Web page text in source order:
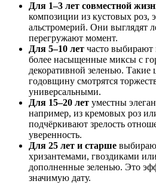
Для 1–3 лет совместной
композиции из кустовых роз,
альстромерий. Они выглядят
перегружают момент.
Для 5–10 лет часто выбирают
более насыщенные миксы с
декоративной зеленью.
годовщину смотрятся
универсальными.
Для 15–20 лет уместны
например, из кремовых роз
подчёркивают зрелость
уверенность.
Для 25 лет и старше
хризантемами, гвоздиками
дополненные зеленью. Это
значимую дату.